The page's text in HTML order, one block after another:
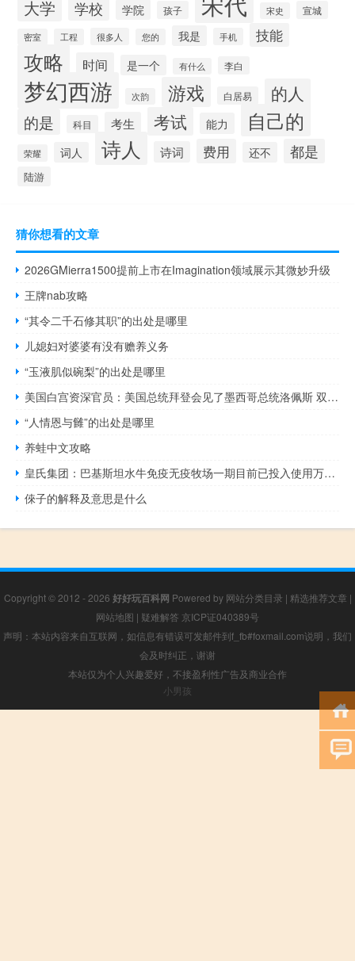
大学 学校 学院 孩子 宋史 宣城
密室 工程 很多人 您的 我是 手机 技能
攻略 时间 是一个 有什么 李白
梦幻西游 次韵 游戏 白居易 的人
的是 科目 考生 考试 能力 自己的
荣耀 词人 诗人 诗词 费用 还不 都是
陆游
猜你想看的文章
2026GMierra1500提前上市在Imagination领域展示其微妙升级
王牌nab攻略
“其令二千石修其职”的出处是哪里
儿媳妇对婆婆有没有赡养义务
“玉液肌似碗梨”的出处是哪里
美国白宫资深官员：美国总统拜登会见了墨西哥总统洛佩斯 双方讨论了在气候问题上强化合作事宜
“人情恩与雠”的出处是哪里
养蛙中文攻略
皇氏集团：巴基斯坦水牛免疫无疫牧场一期目前已投入使用万头奶水牛种源智慧繁育牧场正在建设
倈子的解释及意思是什么
Copyright © 2012 - 2026 好好玩百科网 Powered by 网站分类目录 | 精选推荐文章 |
网站地图 | 疑难解答 京ICP证040389号
声明：本站内容来自互联网，如信息有错误可发邮件到f_fb#foxmail.com说明，我们
会及时纠正，谢谢
本站仅为个人兴趣爱好，不接盈利性广告及商业合作
小男孩